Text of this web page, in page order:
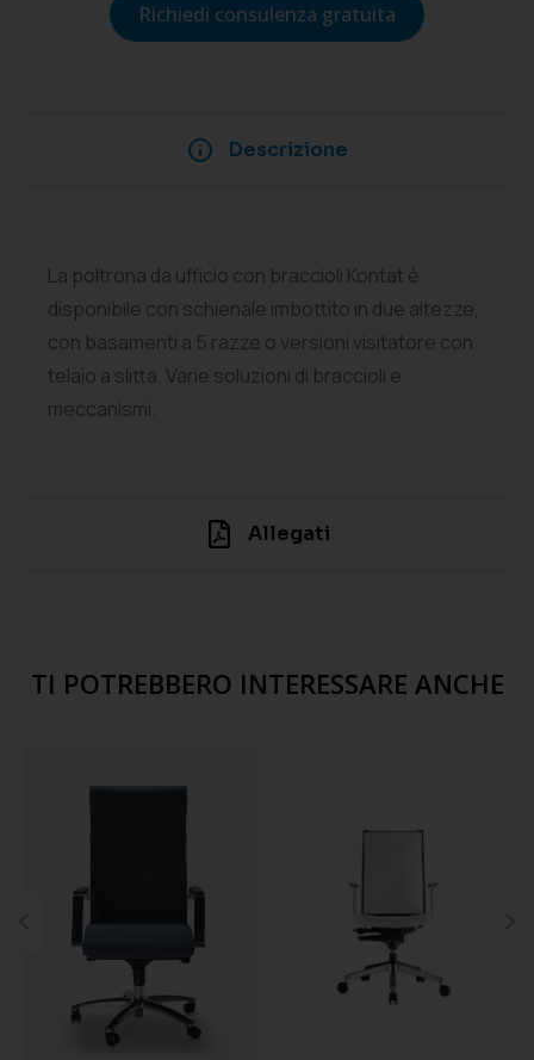
Richiedi consulenza gratuita
Descrizione
La poltrona da ufficio con braccioli Kontat è
disponibile con schienale imbottito in due altezze,
con basamenti a 5 razze o versioni visitatore con
telaio a slitta. Varie soluzioni di braccioli e
meccanismi.
Allegati
TI POTREBBERO INTERESSARE ANCHE